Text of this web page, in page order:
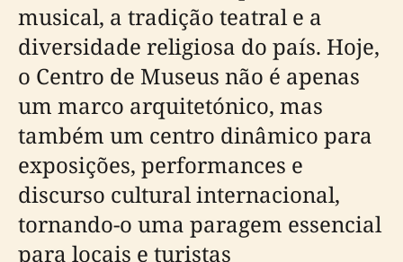
musical, a tradição teatral e a
diversidade religiosa do país. Hoje,
o Centro de Museus não é apenas
um marco arquitetónico, mas
também um centro dinâmico para
exposições, performances e
discurso cultural internacional,
tornando-o uma paragem essencial
para locais e turistas